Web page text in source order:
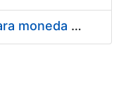
Suministro de estuches para moneda de 30 €